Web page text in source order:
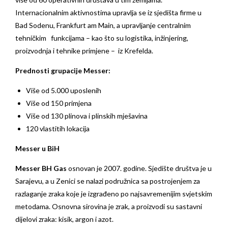
Internacionalnim aktivnostima upravlja se iz sjedišta firme u
Bad Sodenu, Frankfurt am Main, a upravljanje centralnim
tehničkim funkcijama – kao što su logistika, inžinjering,
proizvodnja i tehnike primjene – iz Krefelda.
Prednosti grupacije Messer:
Više od 5.000 uposlenih
Više od 150 primjena
Više od 130 plinova i plinskih mješavina
120 vlastitih lokacija
Messer u BiH
Messer BH Gas osnovan je 2007. godine. Sjedište društva je u
Sarajevu, a u Zenici se nalazi podružnica sa postrojenjem za
razlaganje zraka koje je izgrađeno po najsavremenijim svjetskim
metodama. Osnovna sirovina je zrak, a proizvodi su sastavni
dijelovi zraka: kisik, argon i azot.